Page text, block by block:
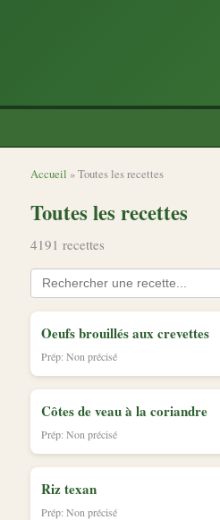
Accueil » Toutes les recettes
Toutes les recettes
4191 recettes
Oeufs brouillés aux crevettes
Prép: Non précisé
Côtes de veau à la coriandre
Prép: Non précisé
Riz texan
Prép: Non précisé